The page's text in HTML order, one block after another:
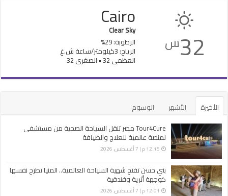
32س
Cairo
Clear Sky
الرطوبة: 29%
الرياح: 3كيلومتر/ساعة ش.غ
العظمى 32 • الصغرى 32
الأخيرة الأشهر
الوسوم
Tour4Cure مصر تنقل السياحة الصحية من مستشفى
لمنصة عالمية للعلاج والضيافة
12:15 م | 7 أغسطس، 2026
بني حسن تفتح شهية السياحة العالمية.. المنيا تطرح نفسها
كوجهة أثرية وفندقية
12:01 م | 7 أغسطس، 2026